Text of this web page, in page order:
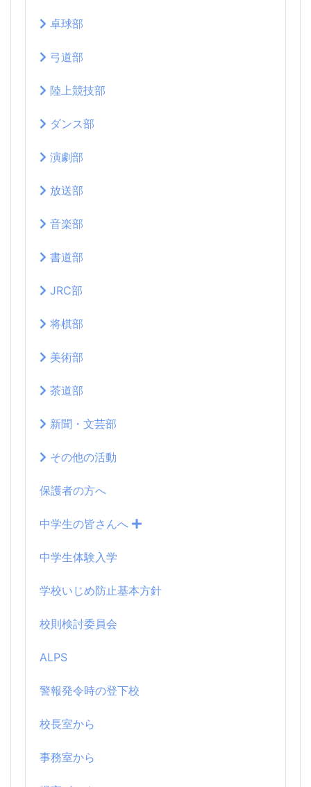
卓球部
弓道部
陸上競技部
ダンス部
演劇部
放送部
音楽部
書道部
JRC部
将棋部
美術部
茶道部
新聞・文芸部
その他の活動
保護者の方へ
中学生の皆さんへ
中学生体験入学
学校いじめ防止基本方針
校則検討委員会
ALPS
警報発令時の登下校
校長室から
事務室から